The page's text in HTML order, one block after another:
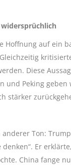
Hoffnung auf ein
Diese
und Peking
stärker
Ton:
Er
China fange